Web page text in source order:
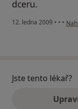
dceru.
12. ledna 2009 • • •
Jste tento lékař?